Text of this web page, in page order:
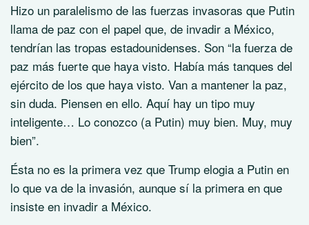
Hizo un paralelismo de las fuerzas invasoras que Putin
llama de paz con el papel que, de invadir a México,
tendrían las tropas estadounidenses. Son “la fuerza de
paz más fuerte que haya visto. Había más tanques del
ejército de los que haya visto. Van a mantener la paz,
sin duda. Piensen en ello. Aquí hay un tipo muy
inteligente… Lo conozco (a Putin) muy bien. Muy, muy
bien”.
Ésta no es la primera vez que Trump elogia a Putin en
lo que va de la invasión, aunque sí la primera en que
insiste en invadir a México.